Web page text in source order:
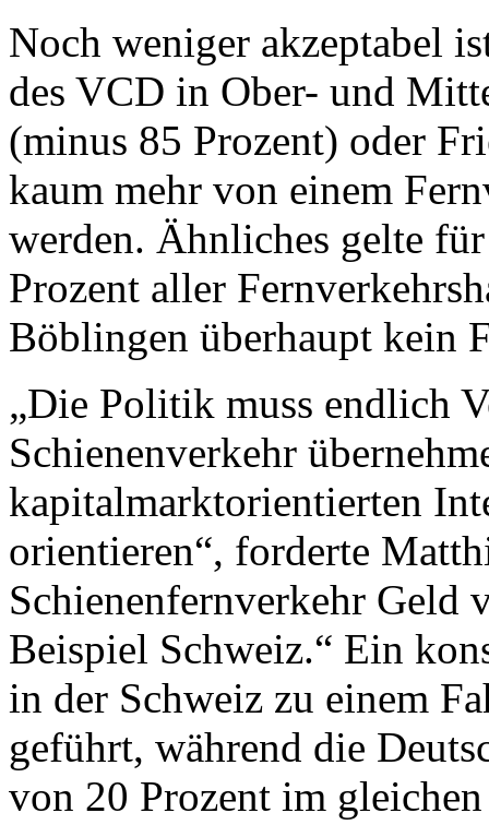
Noch weniger akzeptabel
des VCD in Ober- und
(minus 85 Prozent) oder
kaum mehr von einem
werden. Ähnliches gelte
Prozent aller
Böblingen überhaupt kein
„Die Politik muss endlich
Schienenverkehr
kapitalmarktorientierten
orientieren“, forderte
Schienenfernverkehr Geld
Beispiel Schweiz.“ Ein
in der Schweiz zu einem
geführt, während die
von 20 Prozent im